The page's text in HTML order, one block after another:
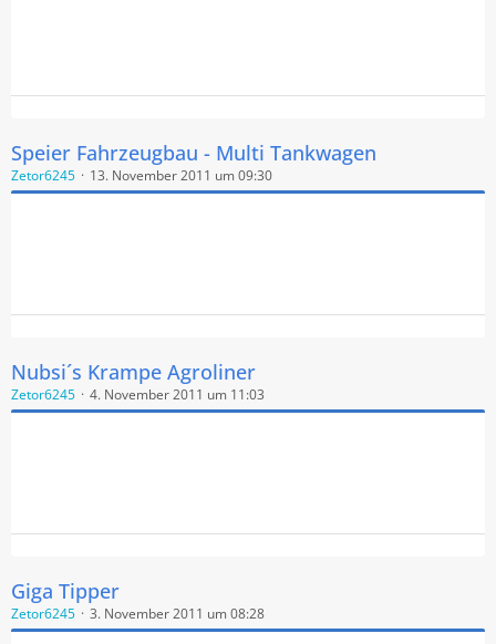
Speier Fahrzeugbau - Multi Tankwagen
Zetor6245 13. November 2011 um 09:30
Nubsi´s Krampe Agroliner
Zetor6245 4. November 2011 um 11:03
Giga Tipper
Zetor6245 3. November 2011 um 08:28